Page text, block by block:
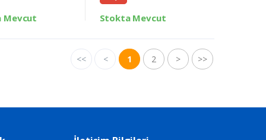
Mevcut Stokta Mevcut
<< < 1 2 > >>